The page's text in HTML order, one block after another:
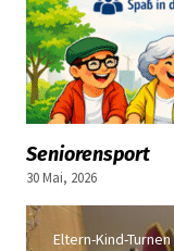
Seniorensport
30 Mai, 2026
Eltern-Kind-Turnen